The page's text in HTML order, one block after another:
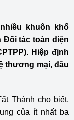
khuôn khổ
Đối tác toàn diện
Hiệp định
thương mại, đầu
Thành cho biết,
của ít nhất ba